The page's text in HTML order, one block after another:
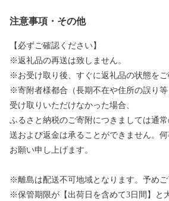
注意事項・その他
【必ずご確認ください】
※返礼品の再送は致しません。
※お受け取り後、すぐに返礼品の状態をご
※寄附者様都合（長期不在や住所の誤り
受け取りいただけなかった場合、
ふるさと納税のご寄附につきましては通
送および返金は承ることができません。
お願い申し上げます。
※離島は配送不可地域となります。予めご
※保管期限が【出荷日を含めて3日間】と